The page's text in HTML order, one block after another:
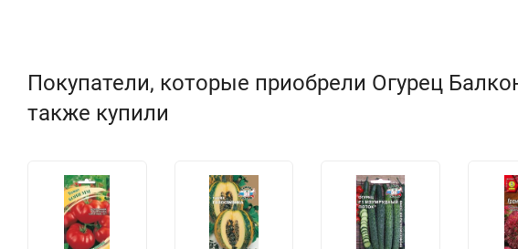
Покупатели, которые приобрели Огурец
также купили